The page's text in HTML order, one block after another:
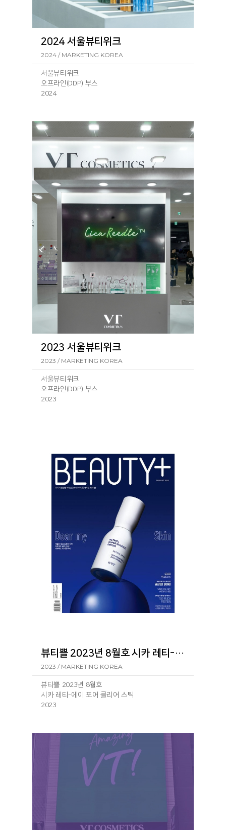
2024 서울뷰티위크
2024 / MARKETING KOREA
서울뷰티위크
오프라인(DDP) 부스
2024
2023 서울뷰티위크
2023 / MARKETING KOREA
서울뷰티위크
오프라인(DDP) 부스
2023
뷰티쁠 2023년 8월호 시카 레티-에이 포어 클리어 스틱
2023 / MARKETING KOREA
뷰티쁠 2023년 8월호
시카 레티-에이 포어 클리어 스틱
2023